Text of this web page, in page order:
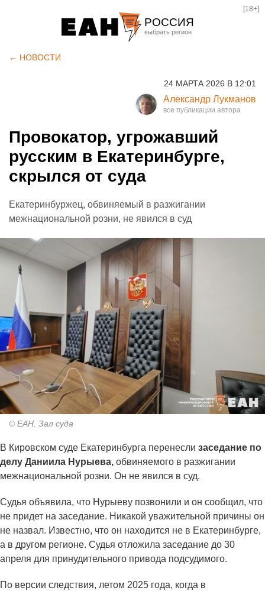
РОССИЯ
Курган
Оренбург
[18+]
← НОВОСТИ
24 МАРТА 2026 В 12:01
Александр Лукманов
Провокатор, угрожавший
русским в Екатеринбурге,
скрылся от суда
Екатеринбуржец, обвиняемый в разжигании
межнациональной розни, не явился в суд
© ЕАН. Зал суда
В Кировском суде Екатеринбурга перенесли заседание по
делу Даниила Нурыева, обвиняемого в разжигании
межнациональной розни. Он не явился в суд.
Судья объявила, что Нурыеву позвонили и он сообщил, что
не придет на заседание. Никакой уважительной причины он
не назвал. Известно, что он находится не в Екатеринбурге,
а в другом регионе. Судья отложила заседание до 30
апреля для принудительного привода подсудимого.
По версии следствия, летом 2025 года, когда в